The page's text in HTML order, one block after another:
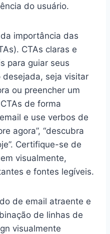
do usuário.
importância das
CTAs claras e
para guiar seus
desejada, seja visitar
ou preencher um
de forma
e use verbos de
agora”, “descubra
Certifique-se de
visualmente,
e fontes legíveis.
de email atraente e
de linhas de
visualmente